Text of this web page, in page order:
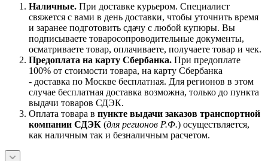
Наличные. При доставке курьером. Специалист
свяжется с вами в день доставки, чтобы уточнить время
и заранее подготовить сдачу с любой купюры. Вы
подписываете товаросопроводительные документы,
осматриваете товар, оплачиваете, получаете товар и чек.
Предоплата на карту Сбербанка. При предоплате
100% от стоимости товара, на карту Сбербанка
- доставка по Москве бесплатная. Для регионов в этом
случае бесплатная доставка возможна, только до пункта
выдачи товаров СДЭК.
Оплата товара в пункте выдачи заказов транспортной
компании СДЭК (для регионов Р.Ф.) осуществляется,
как наличным так и безналичным расчетом.